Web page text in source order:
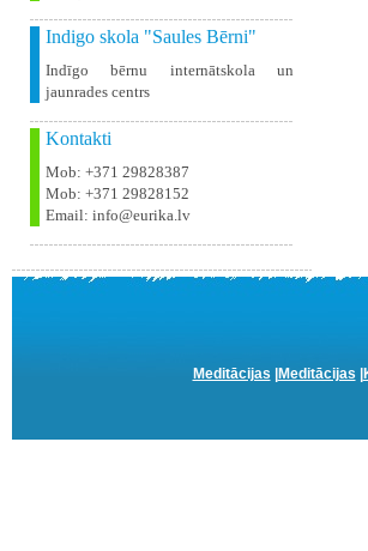
Indigo skola "Saules Bērni"
Indīgo bērnu internātskola un
jaunrades centrs
Kontakti
Mob: +371 29828387
Mob: +371 29828152
Email: info@eurika.lv
Meditācijas
Meditācijas